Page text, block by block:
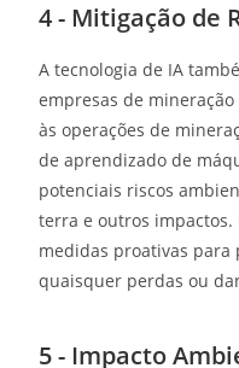
4 - Mitigação de
A tecnologia de IA
empresas de
às operações de
de aprendizado de
potenciais riscos
terra e outros
medidas proativas
quaisquer perdas ou
5 - Impacto